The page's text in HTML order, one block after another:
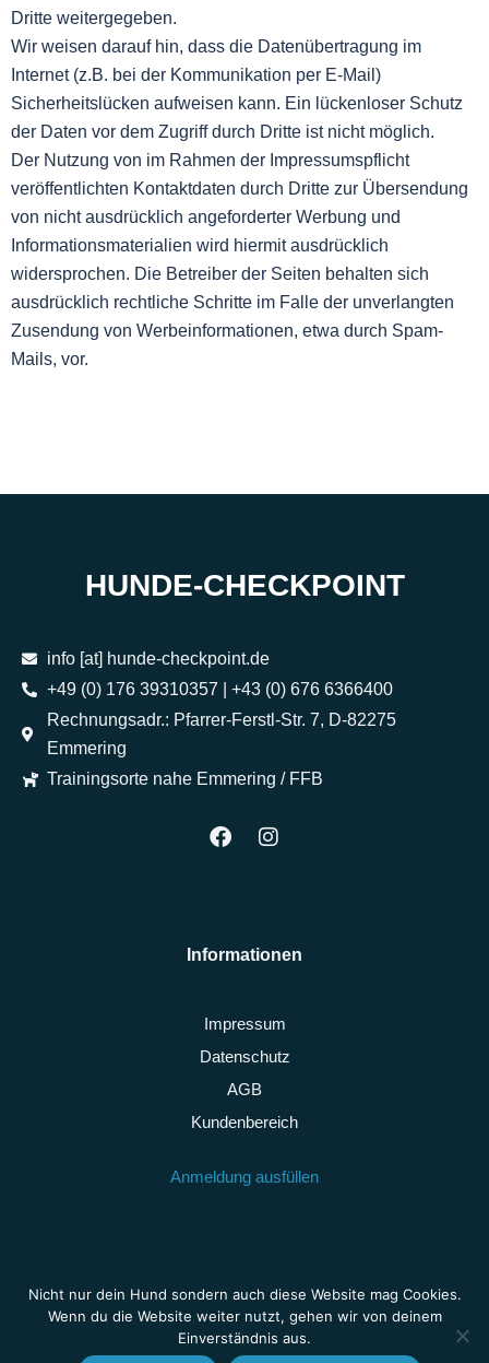
Dritte weitergegeben.
Wir weisen darauf hin, dass die Datenübertragung im
Internet (z.B. bei der Kommunikation per E-Mail)
Sicherheitslücken aufweisen kann. Ein lückenloser Schutz
der Daten vor dem Zugriff durch Dritte ist nicht möglich.
Der Nutzung von im Rahmen der Impressumspflicht
veröffentlichten Kontaktdaten durch Dritte zur Übersendung
von nicht ausdrücklich angeforderter Werbung und
Informationsmaterialien wird hiermit ausdrücklich
widersprochen. Die Betreiber der Seiten behalten sich
ausdrücklich rechtliche Schritte im Falle der unverlangten
Zusendung von Werbeinformationen, etwa durch Spam-
Mails, vor.
HUNDE-CHECKPOINT
info [at] hunde-checkpoint.de
+49 (0) 176 39310357 | +43 (0) 676 6366400
Rechnungsadr.: Pfarrer-Ferstl-Str. 7, D-82275
Emmering
Trainingsorte nahe Emmering / FFB
Informationen
Impressum
Datenschutz
AGB
Kundenbereich
Anmeldung ausfüllen
Nicht nur dein Hund sondern auch diese Website mag Cookies.
Wenn du die Website weiter nutzt, gehen wir von deinem
Einverständnis aus.